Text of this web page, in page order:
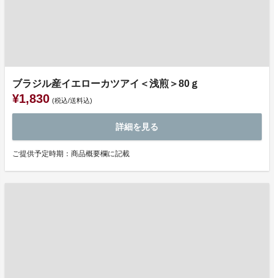
ブラジル産イエローカツアイ＜浅煎＞80ｇ
¥1,830 (税込/送料込)
詳細を見る
ご提供予定時期：商品概要欄に記載